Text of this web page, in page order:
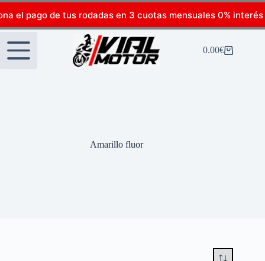
el pago de tus rodadas en 3 cuotas mensuales 0% interés
0.00€
Amarillo fluor